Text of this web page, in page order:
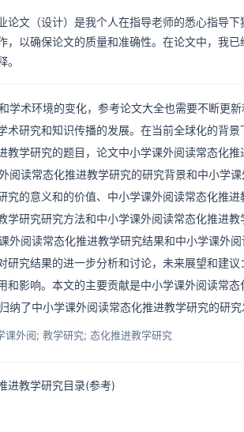
论文（设计）是我个人在指导老师的悉心指导
，以确保论文的质量和准确性。在论文中，我
学术环境的变化，参考论文大全也需要不断更
术研究和知识传播的发展。在当前全球化的背
教学研究的题目，论文中小学课外阅读常态化
读常态化推进教学研究的研究背景和中小学
究的意义和的价值、中小学课外阅读常态化推
学研究研究方法和中小学课外阅读常态化推进
阅读常态化推进教学研究结果和中小学课外
研究结果的进一步分析和讨论，未来展望和建
和影响。本文的主要贡献是中小学课外阅读常态
了中小学课外阅读常态化推进教学研究的研究
课外阅; 教学研究; 态化推进教学研究
进教学研究目录(参考)